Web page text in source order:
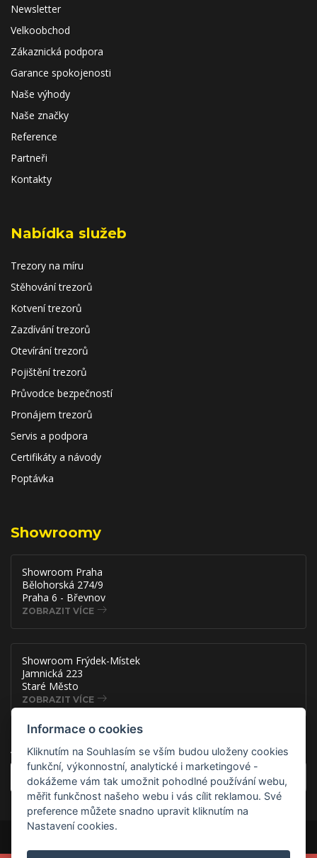
Newsletter
Velkoobchod
Zákaznická podpora
Garance spokojenosti
Naše výhody
Naše značky
Reference
Partneři
Kontakty
Nabídka služeb
Trezory na míru
Stěhování trezorů
Kotvení trezorů
Zazdívání trezorů
Otevírání trezorů
Pojištění trezorů
Průvodce bezpečností
Pronájem trezorů
Servis a podpora
Certifikáty a návody
Poptávka
Showroomy
Showroom Praha
Bělohorská 274/9
Praha 6 - Břevnov
ZOBRAZIT VÍCE
Showroom Frýdek-Místek
Jamnická 223
Staré Město
ZOBRAZIT VÍCE
Akce, slevy a novinky přímo na
OK
Informace o cookies
Kliknutím na Souhlasím se vším budou uloženy cookies
funkční, výkonnostní, analytické i marketingové -
dokážeme vám tak umožnit pohodlné používání webu,
měřit funkčnost našeho webu i vás cílit reklamou. Své
preference můžete snadno upravit kliknutím na
Nastavení cookies.